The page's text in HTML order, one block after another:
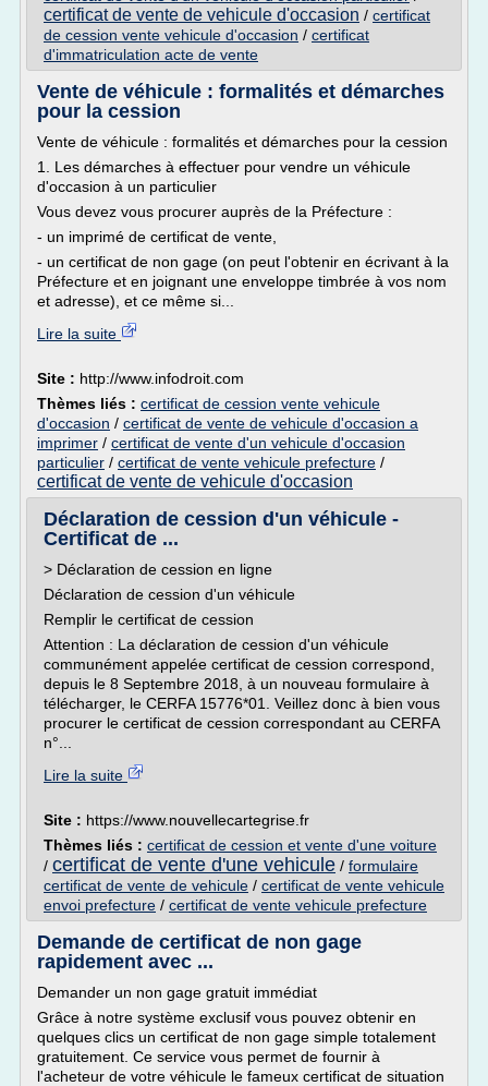
certificat de vente de vehicule d'occasion / certificat
de cession vente vehicule d'occasion / certificat
d'immatriculation acte de vente
Vente de véhicule : formalités et démarches
pour la cession
Vente de véhicule : formalités et démarches pour la cession
1. Les démarches à effectuer pour vendre un véhicule
d'occasion à un particulier
Vous devez vous procurer auprès de la Préfecture :
- un imprimé de certificat de vente,
- un certificat de non gage (on peut l'obtenir en écrivant à la
Préfecture et en joignant une enveloppe timbrée à vos nom
et adresse), et ce même si...
Lire la suite
Site : http://www.infodroit.com
Thèmes liés : certificat de cession vente vehicule
d'occasion / certificat de vente de vehicule d'occasion a
imprimer / certificat de vente d'un vehicule d'occasion
particulier / certificat de vente vehicule prefecture /
certificat de vente de vehicule d'occasion
Déclaration de cession d'un véhicule -
Certificat de ...
> Déclaration de cession en ligne
Déclaration de cession d'un véhicule
Remplir le certificat de cession
Attention : La déclaration de cession d'un véhicule
communément appelée certificat de cession correspond,
depuis le 8 Septembre 2018, à un nouveau formulaire à
télécharger, le CERFA 15776*01. Veillez donc à bien vous
procurer le certificat de cession correspondant au CERFA
n°...
Lire la suite
Site : https://www.nouvellecartegrise.fr
Thèmes liés : certificat de cession et vente d'une voiture
/ certificat de vente d'une vehicule / formulaire
certificat de vente de vehicule / certificat de vente vehicule
envoi prefecture / certificat de vente vehicule prefecture
Demande de certificat de non gage
rapidement avec ...
Demander un non gage gratuit immédiat
Grâce à notre système exclusif vous pouvez obtenir en
quelques clics un certificat de non gage simple totalement
gratuitement. Ce service vous permet de fournir à
l'acheteur de votre véhicule le fameux certificat de situation